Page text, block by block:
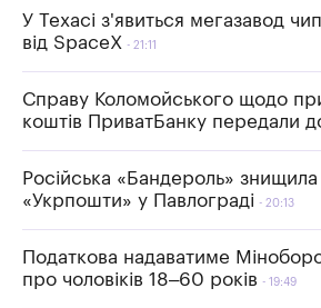
У Техасі з'явиться мегазавод
від SpaceX
21:11
Справу Коломойського щодо
коштів ПриватБанку передали
Російська «Бандероль»
«Укрпошти» у Павлограді
20:13
Податкова надаватиме
про чоловіків 18–60 років
19:49